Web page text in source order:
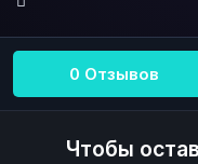
0 Отзывов
Чтобы